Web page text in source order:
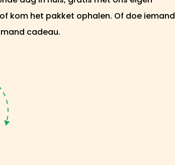
kom het pakket ophalen. Of doe iemand
cadeau.